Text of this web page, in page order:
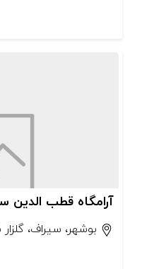
آرامگاه قطب الدین
بوشهر، سیراف،